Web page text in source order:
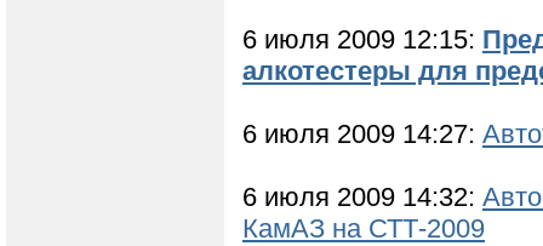
6 июля 2009 12:15:
алкотестеры для
6 июля 2009 14:27:
6 июля 2009 14:32:
КамАЗ на СТТ-2009